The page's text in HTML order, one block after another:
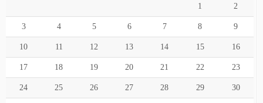
1 2
3 4 5 6 7 8 9
10 11 12 13 14 15 16
17 18 19 20 21 22 23
24 25 26 27 28 29 30